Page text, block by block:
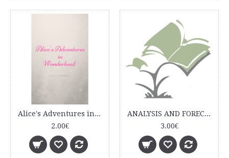
Alice's Adventures in Wonderland
2.00€
ANALYSIS AND FORECAST OF THE COMPANY'S VALUE
3.00€